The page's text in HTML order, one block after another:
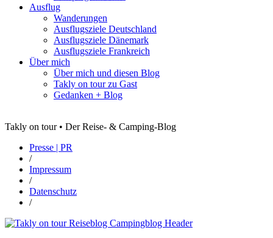
Ausflug
Wanderungen
Ausflugsziele Deutschland
Ausflugsziele Dänemark
Ausflugsziele Frankreich
Über mich
Über mich und diesen Blog
Takly on tour zu Gast
Gedanken + Blog
Takly on tour • Der Reise- & Camping-Blog
Presse | PR
/
Impressum
/
Datenschutz
/